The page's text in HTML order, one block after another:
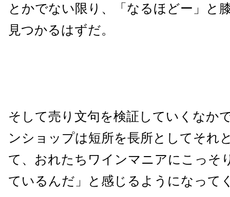
とかでない限り、「なるほどー」と
見つかるはずだ。
そして売り文句を検証していくなか
ンショップは短所を長所としてそれ
て、おれたちワインマニアにこっそ
ているんだ」と感じるようになって